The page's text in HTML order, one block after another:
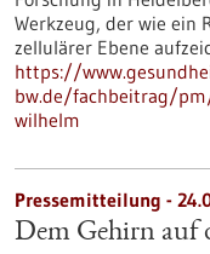
Werkzeug, der wie ein
zellulärer Ebene
https://
bw.de/fachbeitrag/
wilhelm
Pressemitteilung -
Dem Gehirn auf